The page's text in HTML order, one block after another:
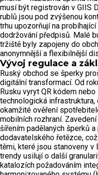
musí být registrován v GIIS
rublů jsou pod zvýšenou
trhu upozorňují na
dodržování předpisů. Malé
tržiště byly zapojeny do
anonymnější a flexibilnější
Vývoj regulace a
Ruský obchod se šperky
digitální transformací. Od
Rusku vyryt QR kódem
technologická infrastruktura,
okamžité ověření
mobilních rozhraní.
šířením padělaných šperků
dodavatelského řetězce,
těmi, které jsou stanoveny v
trendy usilují o další
katalozích požadováním